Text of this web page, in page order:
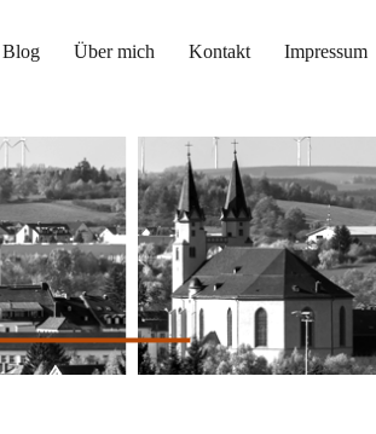
Blog Über mich Kontakt Impressum